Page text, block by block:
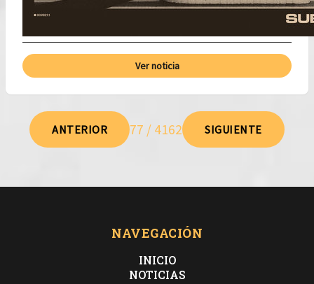
Ver noticia
ANTERIOR 77 / 4162 SIGUIENTE
NAVEGACIÓN
INICIO
NOTICIAS